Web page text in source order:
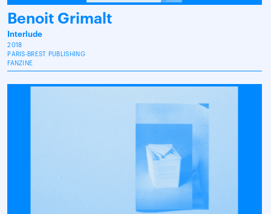
Benoit Grimalt
Interlude
2018
PARIS-BREST PUBLISHING
FANZINE